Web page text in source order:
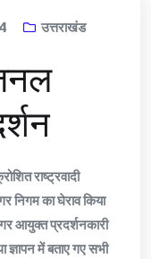
उत्तराखंड
राष्ट्रवादी
निगम का घेराव किया
आयुक्त प्रदर्शनकारी
में बताए गए सभी